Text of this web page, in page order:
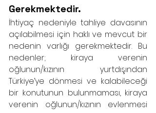
Gerekmektedir.
İhtiyaç nedeniyle tahliye davasının
açılabilmesi için haklı ve mevcut bir
nedenin varlığı gerekmektedir. Bu
nedenler; kiraya verenin
oğlunun/kızının yurtdışından
Türkiye’ye dönmesi ve kalabileceği
bir konutunun bulunmaması, kiraya
verenin oğlunun/kızının evlenmesi